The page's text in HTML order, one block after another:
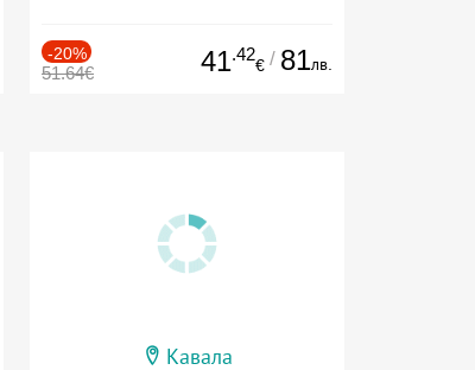
-20%
51.64€ 41.42
€ / 81лв.
Кавала